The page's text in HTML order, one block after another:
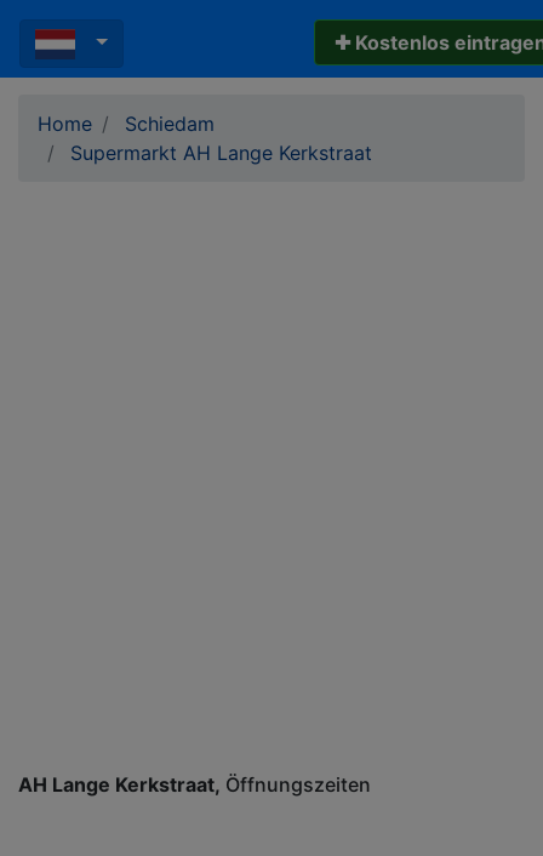
✚ Kostenlos
Home
Schiedam
Supermarkt AH Lange Kerkstraat
AH Lange Kerkstraat Öffnungszeiten